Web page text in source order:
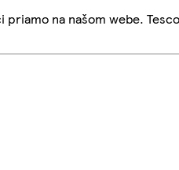
priamo na našom webe.